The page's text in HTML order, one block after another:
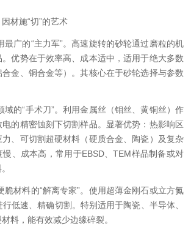
材施“切”的艺术
最广的“主力军”。高速旋转的砂轮通过磨粒的机
优势在于效率高、成本适中，适用于绝大多数
金、铜合金等）。其核心在于砂轮选择与参数
域的“手术刀”。利用金属丝（钼丝、黄铜丝）作
的精密蚀刻下切割样品。显著优势：热影响区
、可切割超硬材料（硬质合金、陶瓷）及复杂
、成本高，常用于EBSD、TEM样品制备或对
脆材料的“解离专家”。使用超薄金刚石或立方氮
低速、精确切割。特别适用于陶瓷、半导体、
料，能有效减少边缘碎裂。